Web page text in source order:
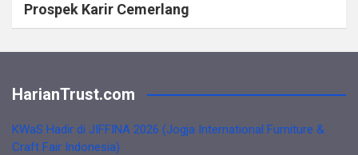
Prospek Karir Cemerlang
HarianTrust.com
KWaS Hadir di JIFFINA 2026 (Jogja International Furniture &
Craft Fair Indonesia)